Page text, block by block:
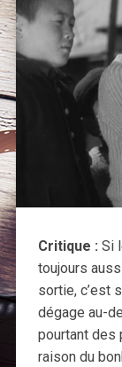
Critique : Si
toujours
sortie, c’est
dégage au-
pourtant des
raison du